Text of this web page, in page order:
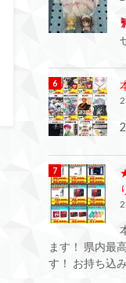
ます！ 県内最
す！ お持ち込